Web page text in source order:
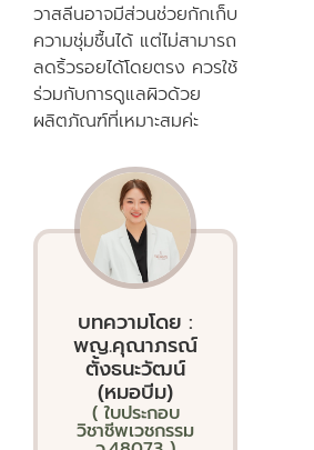
วาสลีนอาจมีส่วนช่วยกักเก็บ
ความชุ่มชื้นได้ แต่ไม่สามารถ
ลดริ้วรอยได้โดยตรง ควรใช้
ร่วมกับการดูแลผิวด้วย
ผลิตภัณฑ์ที่เหมาะสมค่ะ
บทความโดย :
พญ.คุณาภรณ์
ตั้งธนะวัฒน์
(หมอบีม)
( ใบประกอบ
วิชาชีพเวชกรรม